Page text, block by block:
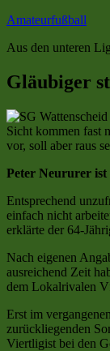
Zum
springen
Amateurfußball
Aus den unteren
Gläubiger
Sicht kommen fast
vor, soll aber raus
Peter Neururer ist
Entsprechend
einfach nicht
erklärte der 64-
Nach eigenen
ausreichend Zeit
dem Lokalrivalen
Erst im
zurückliegenden
Viertligist bei den